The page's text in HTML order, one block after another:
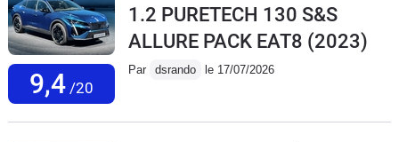
9,4 /20
1.2 PURETECH 130 S&S
ALLURE PACK EAT8 (2023)
Par dsrando le 17/07/2026